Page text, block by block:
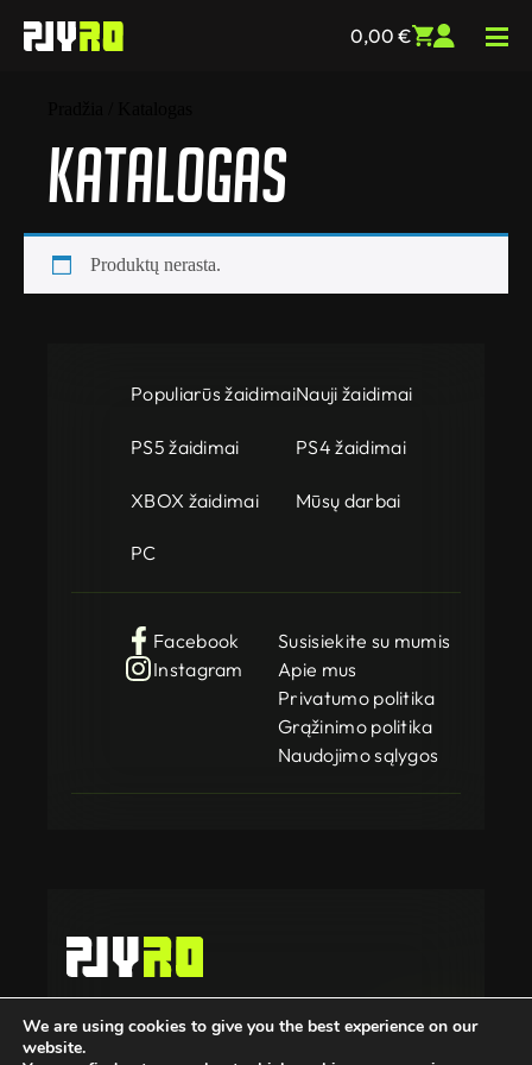
0,00 €
Katalogas
Produktų nerasta.
Gamedog OÜ
KMKR: EE102252769
Registration Code: 14962369
Populiarūs žaidimaiNauji žaidimai
PS5 žaidimai PS4 žaidimai
XBOX žaidimai Mūsų darbai
PC
Facebook
Instagram
Susisiekite su mumis
Apie mus
Privatumo politika
Grąžinimo politika
Naudojimo sąlygos
We are using cookies to give you the best experience on our
website.